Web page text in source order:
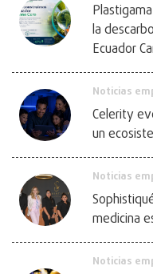
la
Ecuador
Noticias
Celerity
un
Noticias
medicina
Noticias